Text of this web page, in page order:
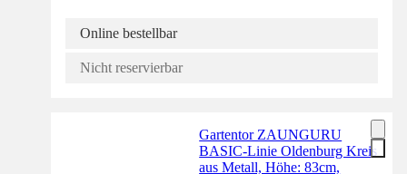
Online bestellbar
Nicht reservierbar
Gartentor ZAUNGURU
BASIC-Linie Oldenburg Kreis
aus Metall, Höhe: 83cm,